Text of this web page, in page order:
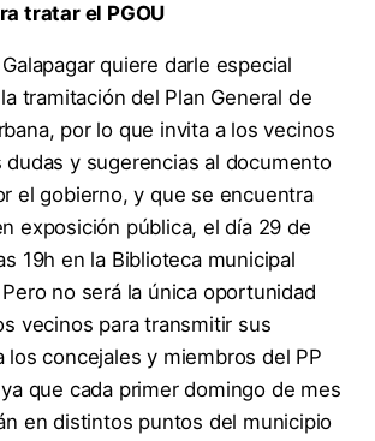
tratar el PGOU
quiere darle especial
tramitación del Plan General de
por lo que invita a los vecinos
dudas y sugerencias al documento
el gobierno, y que se encuentra
exposición pública, el día 29 de
19h en la Biblioteca municipal
no será la única oportunidad
vecinos para transmitir sus
los concejales y miembros del PP
que cada primer domingo de mes
en distintos puntos del municipio